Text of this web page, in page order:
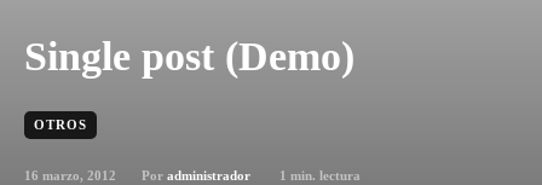
Single post (Demo)
OTROS
16 marzo, 2012 Por administrador 1 min. lectura